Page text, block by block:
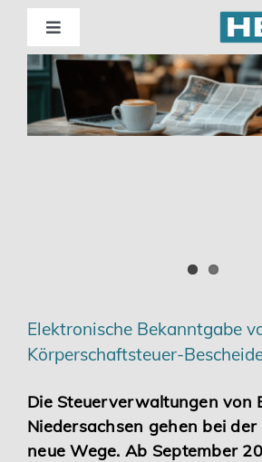
Skip
content
Toggle
Navigation
Standorte
Beratung
Karriere
Elektronische Bekanntgabe
Körperschaftsteuer-
Die Steuerverwaltungen von
Niedersachsen gehen bei
neue Wege. Ab September